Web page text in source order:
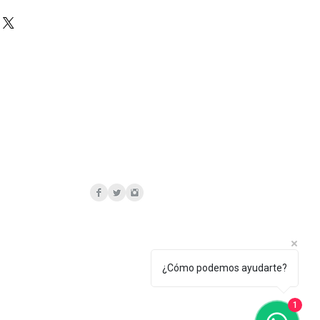
las irregularidades o variaciones
artesanal o a las
¿Cómo podemos ayudarte?
1